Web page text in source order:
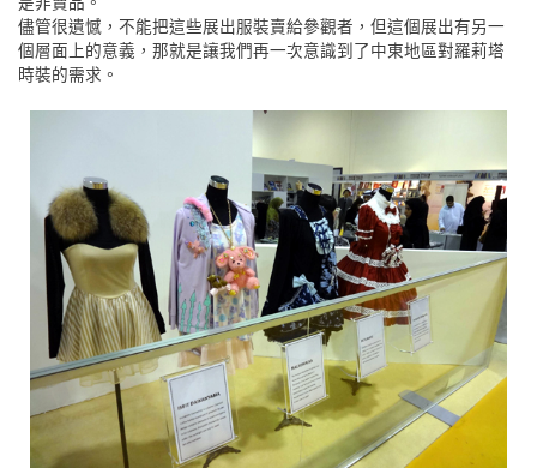
儘管很遺憾，不能把這些展出服裝賣給參觀者，但這個展出有另一
個層面上的意義，那就是讓我們再一次意識到了中東地區對羅莉塔
時裝的需求。